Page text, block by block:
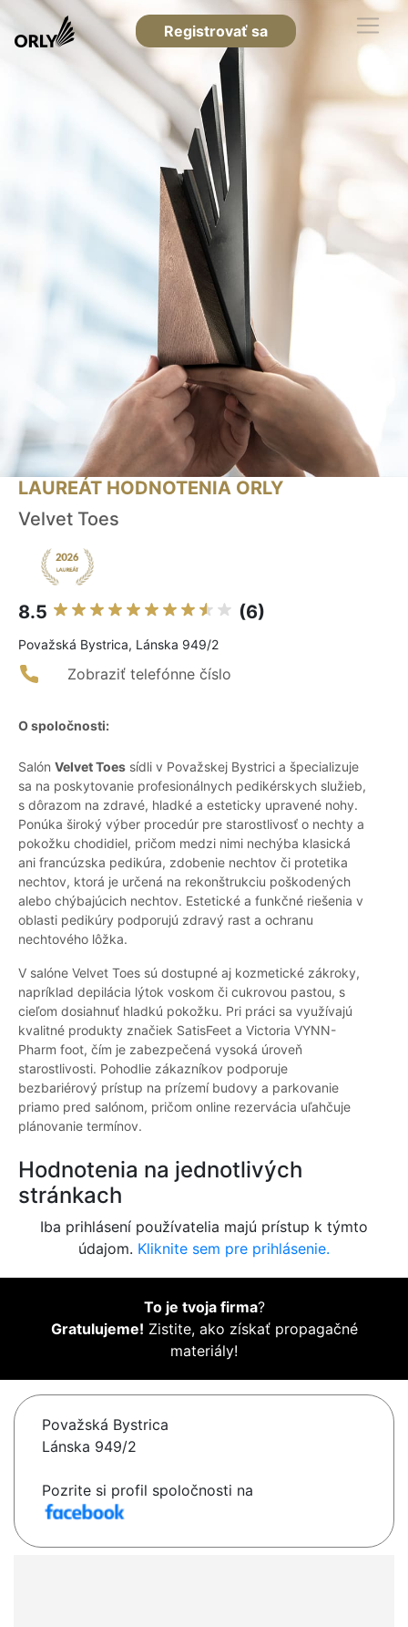
Registrovať sa
LAUREÁT HODNOTENIA ORLY
Velvet Toes
8.5 (6)
Považská Bystrica, Lánska 949/2
Zobraziť telefónne číslo
O spoločnosti:
Salón Velvet Toes sídli v Považskej Bystrici a špecializuje
sa na poskytovanie profesionálnych pedikérskych služieb,
s dôrazom na zdravé, hladké a esteticky upravené nohy.
Ponúka široký výber procedúr pre starostlivosť o nechty a
pokožku chodidiel, pričom medzi nimi nechýba klasická
ani francúzska pedikúra, zdobenie nechtov či protetika
nechtov, ktorá je určená na rekonštrukciu poškodených
alebo chýbajúcich nechtov. Estetické a funkčné riešenia v
oblasti pedikúry podporujú zdravý rast a ochranu
nechtového lôžka.
V salóne Velvet Toes sú dostupné aj kozmetické zákroky,
napríklad depilácia lýtok voskom či cukrovou pastou, s
cieľom dosiahnuť hladkú pokožku. Pri práci sa využívajú
kvalitné produkty značiek SatisFeet a Victoria VYNN-
Pharm foot, čím je zabezpečená vysoká úroveň
starostlivosti. Pohodlie zákazníkov podporuje
bezbariérový prístup na prízemí budovy a parkovanie
priamo pred salónom, pričom online rezervácia uľahčuje
plánovanie termínov.
Hodnotenia na jednotlivých
stránkach
Iba prihlásení používatelia majú prístup k týmto
údajom. Kliknite sem pre prihlásenie.
To je tvoja firma?
Gratulujeme! Zistite, ako získať propagačné
materiály!
Považská Bystrica
Lánska 949/2
Pozrite si profil spoločnosti na